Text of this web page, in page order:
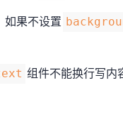
如果不设置
组件不能换行写内